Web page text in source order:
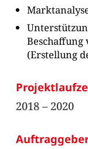
Beschaffung
(Erstellung
2018 – 2020